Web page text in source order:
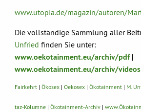
www.utopia.de/magazin/autoren/
Die vollständige Sammlung aller
Unfried finden Sie unter:
www.oekotainment.eu/archiv/pdf|
www.oekotainment.eu/archiv/videos
Fairkehrt | Ökosex | Oekosex | Ökotainment | M.
taz-Kolumne | Ökotainment-Archiv |